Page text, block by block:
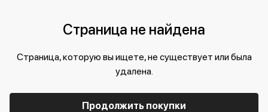
Страница не найдена
Страница, которую вы ищете, не существует или была
удалена.
Продолжить покупки